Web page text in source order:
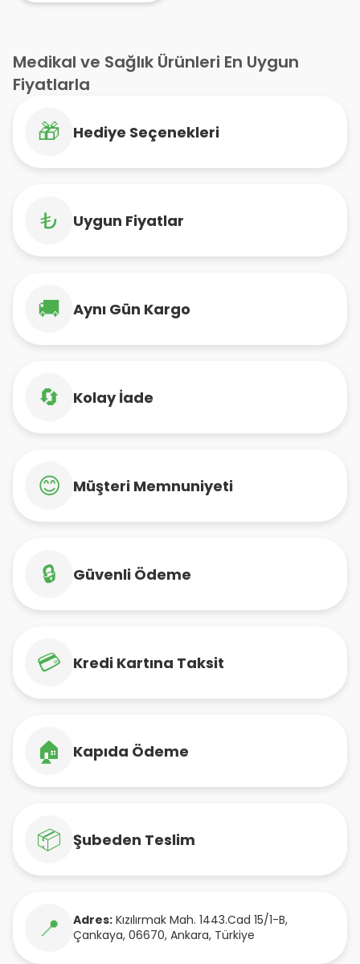
Medikal ve Sağlık Ürünleri En Uygun
Fiyatlarla
🎁 Hediye Seçenekleri
₺ Uygun Fiyatlar
🚚 Aynı Gün Kargo
🔄 Kolay İade
😊 Müşteri Memnuniyeti
🔒 Güvenli Ödeme
💳 Kredi Kartına Taksit
🏠 Kapıda Ödeme
📦 Şubeden Teslim
📍 Adres: Kızılırmak Mah. 1443.Cad 15/1-B,
Çankaya, 06670, Ankara, Türkiye